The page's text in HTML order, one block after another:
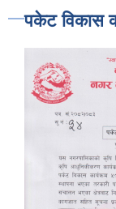
पकेट विकास